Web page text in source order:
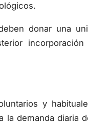
donar una
y
demanda diaria